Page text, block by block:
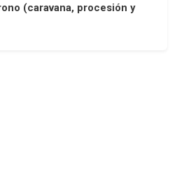
(caravana, procesión y